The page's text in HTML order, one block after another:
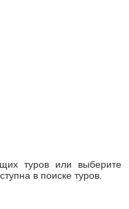
туров или выберите
в поиске туров.